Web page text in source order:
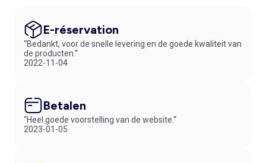
E-réservation
“Bedankt, voor de snelle levering en de goede kwaliteit van
de producten.“
2022-11-04
Betalen
“Heel goede voorstelling van de website.“
2023-01-05